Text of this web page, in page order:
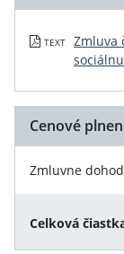
TEXT
Zmluva
Cenové
Zmluvne
Celková